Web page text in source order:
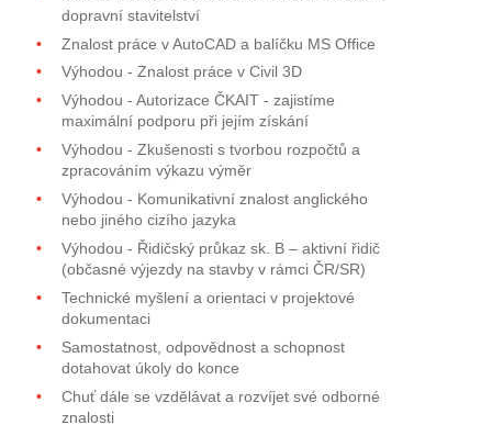
dopravní stavitelství
Znalost práce v AutoCAD a balíčku MS Office
Výhodou - Znalost práce v Civil 3D
Výhodou - Autorizace ČKAIT - zajistíme
maximální podporu při jejím získání
Výhodou - Zkušenosti s tvorbou rozpočtů a
zpracováním výkazu výměr
Výhodou - Komunikativní znalost anglického
nebo jiného cizího jazyka
Výhodou - Řidičský průkaz sk. B – aktivní řidič
(občasné výjezdy na stavby v rámci ČR/SR)
Technické myšlení a orientaci v projektové
dokumentaci
Samostatnost, odpovědnost a schopnost
dotahovat úkoly do konce
Chuť dále se vzdělávat a rozvíjet své odborné
znalosti